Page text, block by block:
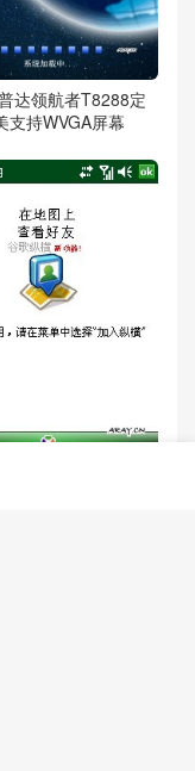
达领航者T8288定
支持WVGA屏幕
Maps 新增Latit